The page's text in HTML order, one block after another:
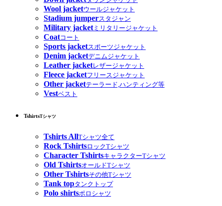
Wool jacketウールジャケット
Stadium jumperスタジャン
Military jacketミリタリージャケット
Coatコート
Sports jacketスポーツジャケット
Denim jacketデニムジャケット
Leather jacketレザージャケット
Fleece jacketフリースジャケット
Other jacketテーラード,ハンティング等
Vestベスト
TshirtsTシャツ
Tshirts AllTシャツ全て
Rock TshirtsロックTシャツ
Character TshirtsキャラクターTシャツ
Old TshirtsオールドTシャツ
Other Tshirtsその他Tシャツ
Tank topタンクトップ
Polo shirtsポロシャツ